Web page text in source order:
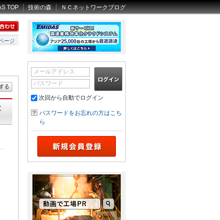
TOP 技術の森 ＮＣネットワークブログ
ージ
メールアドレス
パスワード
次回から自動でログイン
パスワードをお忘れの方はこち
ら